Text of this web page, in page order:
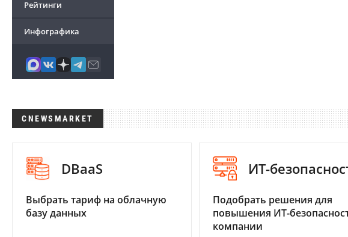
Рейтинги
Инфографика
CNEWSMARKET
DBaaS
Выбрать тариф на облачную
базу данных
ИТ-
Подобрать решения для
повышения ИТ-
компании